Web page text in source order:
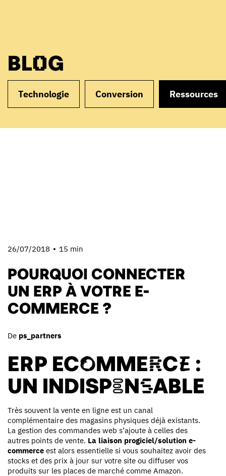
BLOG
Technologie Conversion Ressources
26/07/2018 15 min
POURQUOI CONNECTER
UN ERP À VOTRE E-
COMMERCE ?
De ps_partners
ERP ECOMMERCE :
UN INDISPENSABLE
Très souvent la vente en ligne est un canal
complémentaire des magasins physiques déjà existants.
La gestion des commandes web s’ajoute à celles des
autres points de vente. La liaison progiciel/solution e-
commerce est alors essentielle si vous souhaitez avoir des
stocks et des prix à jour sur votre site ou diffuser vos
produits sur les places de marché comme Amazon.